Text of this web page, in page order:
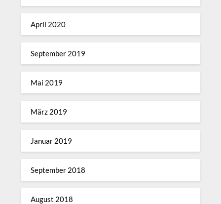
April 2020
September 2019
Mai 2019
März 2019
Januar 2019
September 2018
August 2018